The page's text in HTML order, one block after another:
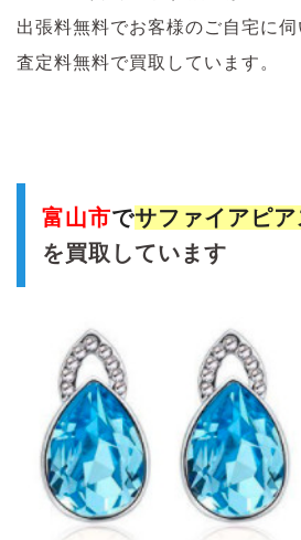
出張料無料でお客様のご自宅に伺
査定料無料で買取しています。
富山市でサファイアピ
を買取しています